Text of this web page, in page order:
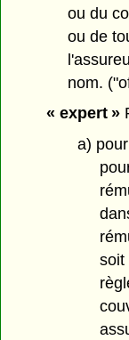
ou du
ou de
nom.
« expert »
a)
soit